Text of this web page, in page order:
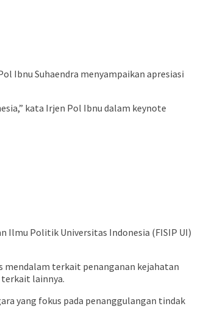
Ibnu Suhaendra menyampaikan apresiasi
kata Irjen Pol Ibnu dalam keynote
Ilmu Politik Universitas Indonesia (FISIP UI)
mendalam terkait penanganan kejahatan
terkait lainnya.
yang fokus pada penanggulangan tindak